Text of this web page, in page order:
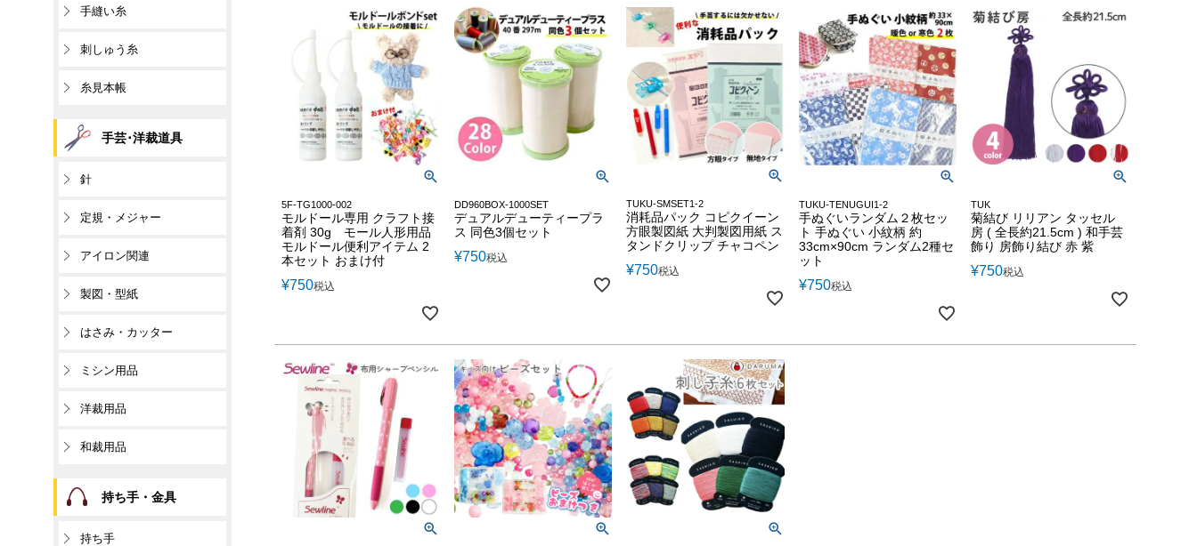
5F-TG1000-002
モルドール専用 クラフト接
着剤 30g モール人形用品
モルドール便利アイテム 2
本セット おまけ付
¥750税込
DD960BOX-1000SET
デュアルデューティープラ
ス 同色3個セット
¥750税込
TUKU-SMSET1-2
消耗品パック コピクイーン
方眼製図紙 大判製図用紙 ス
タンドクリップ チャコペン
¥750税込
TUKU-TENUGUI1-2
手ぬぐいランダム２枚セッ
ト 手ぬぐい 小紋柄 約
33cm×90cm ランダム2種セ
ット
¥750税込
TUK
菊結び リリアン タッセル
房 ( 全長約21.5cm ) 和手芸
飾り 房飾り結び 赤 紫
¥750税込
手縫い糸
刺しゅう糸
糸見本帳
手芸･洋裁道具
針
定規・メジャー
アイロン関連
製図・型紙
はさみ・カッター
ミシン用品
洋裁用品
和裁用品
持ち手・金具
持ち手